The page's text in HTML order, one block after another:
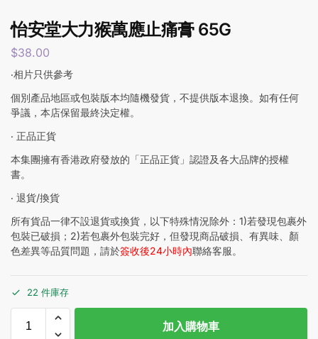
怡安堂大力猴萬應止痛膏 65G
$38.00
‧相片只供參考
個別產品地區或包裝版本均隨機發貨，不提供版本退換。如有任何
爭議，本店保留最終決定權。
‧ 正品正貨
本集團擁有香港政府發放的「正品正貨」認證及各大品牌的授權
書。
‧ 退貨/換貨
所有貨品一律不設退貨或換貨，以下特殊情況除外：1)若發現包裹外
包裝已破損；2)若包裹外包裝完好，但發現商品破損、有異味、顏
色差異等品質問題，請於簽收後24小時內聯絡客服。
22 件庫存
加入購物車